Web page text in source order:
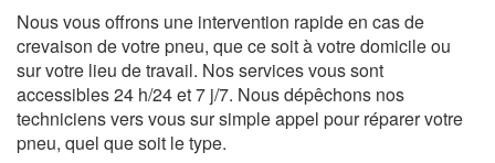
Nous vous offrons une intervention rapide en cas de
crevaison de votre pneu, que ce soit à votre domicile ou
sur votre lieu de travail. Nos services vous sont
accessibles 24 h/24 et 7 j/7. Nous dépêchons nos
techniciens vers vous sur simple appel pour réparer votre
pneu, quel que soit le type.